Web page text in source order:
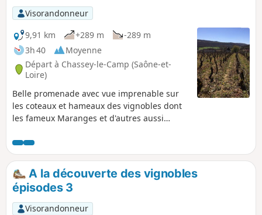
Visorandonneur
9,91 km
+289 m
-289 m
3h 40
Moyenne
Départ à Chassey-le-Camp (Saône-et-
Loire)
Belle promenade avec vue imprenable sur
les coteaux et hameaux des vignobles dont
les fameux Maranges et d'autres aussi
parcours sur un site néolithique classé au
titre des monuments historiques (le
Chasséen).
A la découverte des vignobles
épisodes 3
Visorandonneur